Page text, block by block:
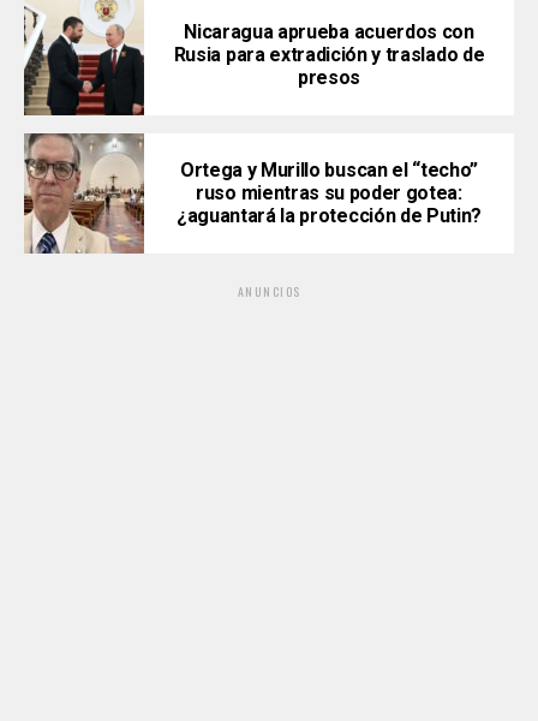
Nicaragua aprueba acuerdos con
Rusia para extradición y traslado de
presos
Ortega y Murillo buscan el “techo”
ruso mientras su poder gotea:
¿aguantará la protección de Putin?
ANUNCIOS